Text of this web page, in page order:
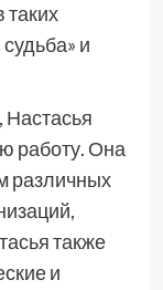
таких
и
Настасья
работу. Она
различных
также
и